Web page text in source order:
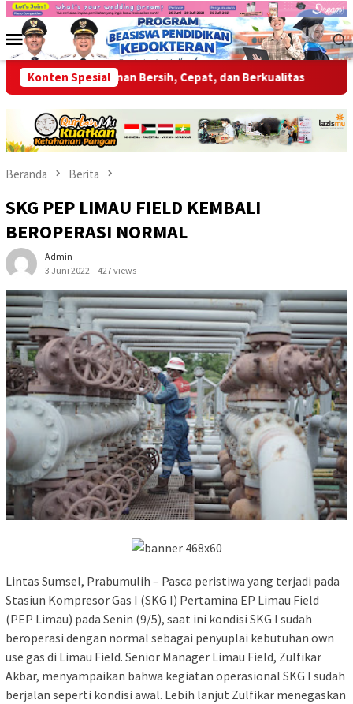
Loncat
kontenMenu
Mobile
Konten Spesial
Layanan Bersih, Cepat, dan Berkualitas Wabup
Beranda Berita
SKG PEP LIMAU FIELD KEMBALI
BEROPERASI NORMAL
Admin
3 Juni 2022
427 views
Lintas Sumsel, Prabumulih – Pasca peristiwa yang terjadi pada
Stasiun Kompresor Gas I (SKG I) Pertamina EP Limau Field
(PEP Limau) pada Senin (9/5), saat ini kondisi SKG I sudah
beroperasi dengan normal sebagai penyuplai kebutuhan own
use gas di Limau Field. Senior Manager Limau Field, Zulfikar
Akbar, menyampaikan bahwa kegiatan operasional SKG I sudah
berjalan seperti kondisi awal. Lebih lanjut Zulfikar menegaskan